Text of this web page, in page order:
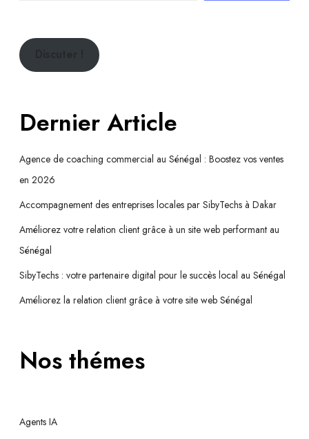
Dernier Article
Agence de coaching commercial au Sénégal : Boostez vos ventes
en 2026
Accompagnement des entreprises locales par SibyTechs à Dakar
Améliorez votre relation client grâce à un site web performant au
Sénégal
SibyTechs : votre partenaire digital pour le succès local au Sénégal
Améliorez la relation client grâce à votre site web Sénégal
Nos thémes
Agents IA